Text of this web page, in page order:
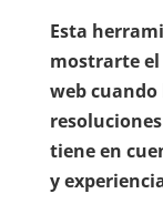
Esta
mostrarte el
web cuando
tiene en
y